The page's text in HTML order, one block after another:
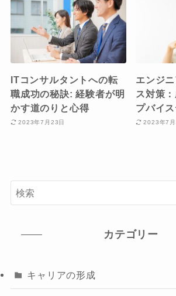
ITコンサルタントへの転
職成功の秘訣: 経験者が明
かす道のりと心得
2023年7月23日
エンジ
ス対策
プバイ
2023年7月
カテゴリー
キャリアの形成